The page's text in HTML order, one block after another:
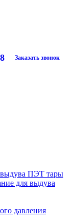
Заказать звонок
выдува ПЭТ тары
для выдува
давления